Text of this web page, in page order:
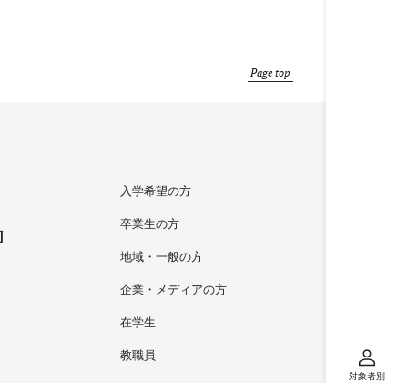
対象者別
Page top
入学希望の方
卒業生の方
地域・一般の方
企業・メディアの方
在学生
教職員